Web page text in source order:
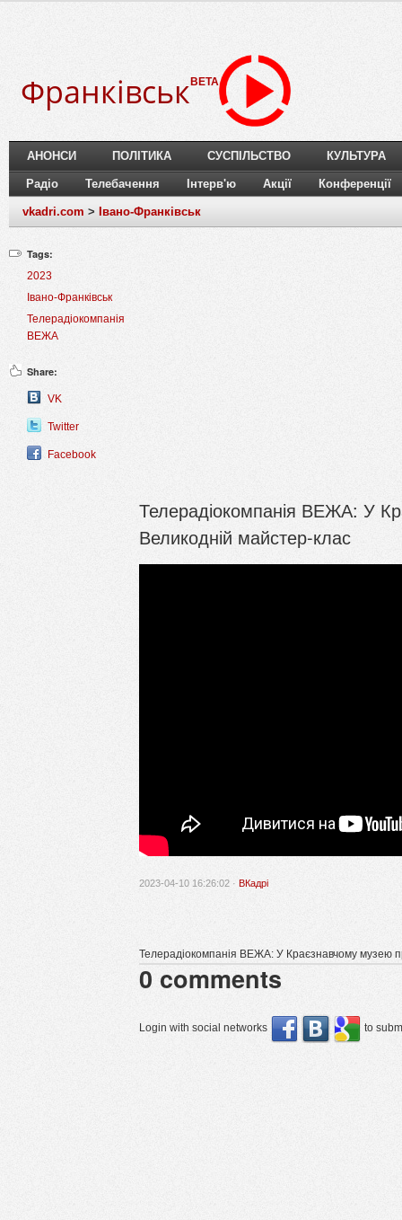
Франківськ BETA
АНОНСИ ПОЛІТИКА СУСПІЛЬСТВО КУЛЬТУРА
Радіо Телебачення Інтерв'ю Акції Конференції
vkadri.com > Івано-Франківськ
Tags:
2023
Івано-Франківськ
Телерадіокомпанія
ВЕЖА
Share:
VK
Twitter
Facebook
Телерадіокомпанія ВЕЖА: У
Великодній майстер-клас
2023-04-10 16:26:02 · ВКадрі
Телерадіокомпанія ВЕЖА: У Краєзнавчому музею
0 comments
Login with social networks to